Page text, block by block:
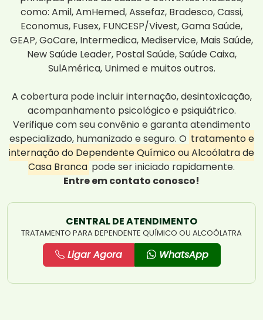
como: Amil, AmHemed, Assefaz, Bradesco, Cassi,
Economus, Fusex, FUNCESP/Vivest, Gama Saúde,
GEAP, GoCare, Intermedica, Mediservice, Mais Saúde,
New Saúde Leader, Postal Saúde, Saúde Caixa,
SulAmérica, Unimed e muitos outros.
A cobertura pode incluir internação, desintoxicação,
acompanhamento psicológico e psiquiátrico.
Verifique com seu convênio e garanta atendimento
especializado, humanizado e seguro. O tratamento e
internação do Dependente Químico ou Alcoólatra de
Casa Branca pode ser iniciado rapidamente.
Entre em contato conosco!
CENTRAL DE ATENDIMENTO
TRATAMENTO PARA DEPENDENTE QUÍMICO OU ALCOÓLATRA
Ligar Agora WhatsApp